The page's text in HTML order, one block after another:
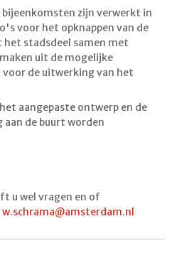
zijn verwerkt in
voor het opknappen van de
het stadsdeel samen met
uit de mogelijke
voor de uitwerking van het
aangepaste ontwerp en de
de buurt worden
u wel vragen en of
w.schrama@amsterdam.nl